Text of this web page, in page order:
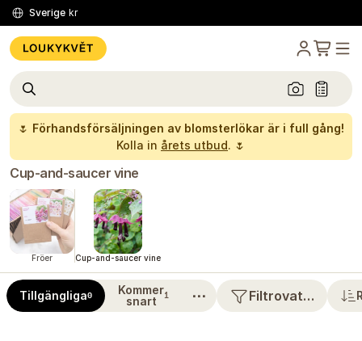
Sverige kr
🌷 Förhandsförsäljningen av blomsterlökar är i full gång!
Kolla in årets utbud. 🌷
Cup-and-saucer vine
Fröer Cup-and-saucer vine
Tillgängliga0
Kommer
snart
1 ⋯ Filtrovat…